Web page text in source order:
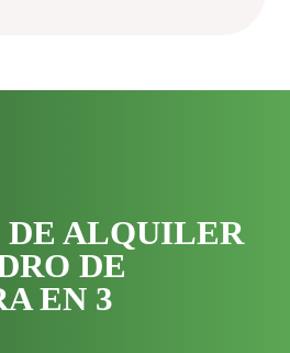
DE ALQUILER
DE
EN 3